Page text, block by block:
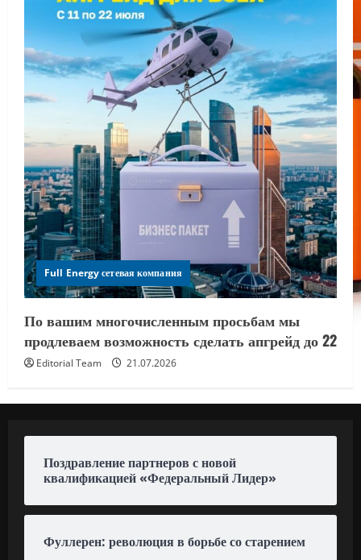
Full Energy сетевая компания
По вашим многочисленным просьбам мы
продлеваем возможность сделать апгрейд до 22
Editorial Team 21.07.2026
Поздравление партнеров с новой
квалификацией «Федеральный Лидер»
Фуллерен: революция в борьбе со старением